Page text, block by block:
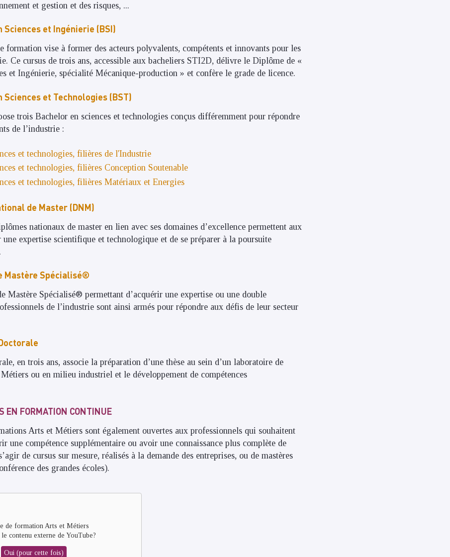
et gestion et des risques, ...
Sciences et Ingénierie (BSI)
formation vise à former des acteurs polyvalents, compétents et innovants pour les
Ce cursus de trois ans, accessible aux bacheliers STI2D, délivre le Diplôme de «
et Ingénierie, spécialité Mécanique-production » et confère le grade de licence.
Sciences et Technologies (BST)
trois Bachelor en sciences et technologies conçus différemment pour répondre
de l’industrie :
et technologies, filières de l'Industrie
et technologies, filières Conception Soutenable
et technologies, filières Matériaux et Energies
de Master (DNM)
nationaux de master en lien avec ses domaines d’excellence permettent aux
une expertise scientifique et technologique et de se préparer à la poursuite
Mastère Spécialisé®
Mastère Spécialisé® permettant d’acquérir une expertise ou une double
de l’industrie sont ainsi armés pour répondre aux défis de leur secteur
en trois ans, associe la préparation d’une thèse au sein d’un laboratoire de
ou en milieu industriel et le développement de compétences
EN FORMATION CONTINUE
Arts et Métiers sont également ouvertes aux professionnels qui souhaitent
une compétence supplémentaire ou avoir une connaissance plus complète de
de cursus sur mesure, réalisés à la demande des entreprises, ou de mastères
des grandes écoles).
de formation Arts et Métiers
contenu externe de YouTube?
Oui (pour cette fois)